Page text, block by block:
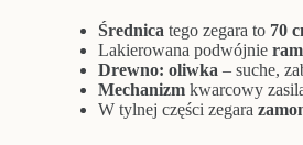
Średnica tego zegara to 70
Lakierowana podwójnie
Drewno: oliwka – suche,
Mechanizmkwarcowy
W tylnej części zegara